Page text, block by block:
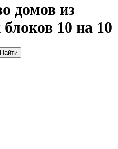
домов из
10 на 10
Найти